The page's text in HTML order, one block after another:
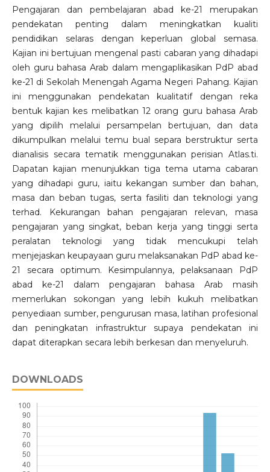
Pengajaran dan pembelajaran abad ke-21 merupakan
pendekatan penting dalam meningkatkan kualiti
pendidikan selaras dengan keperluan global semasa.
Kajian ini bertujuan mengenal pasti cabaran yang dihadapi
oleh guru bahasa Arab dalam mengaplikasikan PdP abad
ke-21 di Sekolah Menengah Agama Negeri Pahang. Kajian
ini menggunakan pendekatan kualitatif dengan reka
bentuk kajian kes melibatkan 12 orang guru bahasa Arab
yang dipilih melalui persampelan bertujuan, dan data
dikumpulkan melalui temu bual separa berstruktur serta
dianalisis secara tematik menggunakan perisian Atlas.ti.
Dapatan kajian menunjukkan tiga tema utama cabaran
yang dihadapi guru, iaitu kekangan sumber dan bahan,
masa dan beban tugas, serta fasiliti dan teknologi yang
terhad. Kekurangan bahan pengajaran relevan, masa
pengajaran yang singkat, beban kerja yang tinggi serta
peralatan teknologi yang tidak mencukupi telah
menjejaskan keupayaan guru melaksanakan PdP abad ke-
21 secara optimum. Kesimpulannya, pelaksanaan PdP
abad ke-21 dalam pengajaran bahasa Arab masih
memerlukan sokongan yang lebih kukuh melibatkan
penyediaan sumber, pengurusan masa, latihan profesional
dan peningkatan infrastruktur supaya pendekatan ini
dapat diterapkan secara lebih berkesan dan menyeluruh.
DOWNLOADS